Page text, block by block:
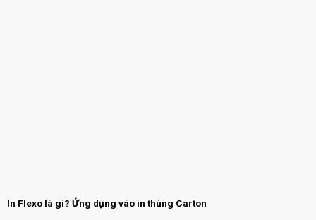
In Flexo là gì? Ứng dụng vào in thùng Carton